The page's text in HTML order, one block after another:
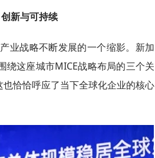
新与可持续
业战略不断发展的一个缩影。新加
绕这座城市MICE战略布局的三个关
恰恰呼应了当下全球化企业的核心